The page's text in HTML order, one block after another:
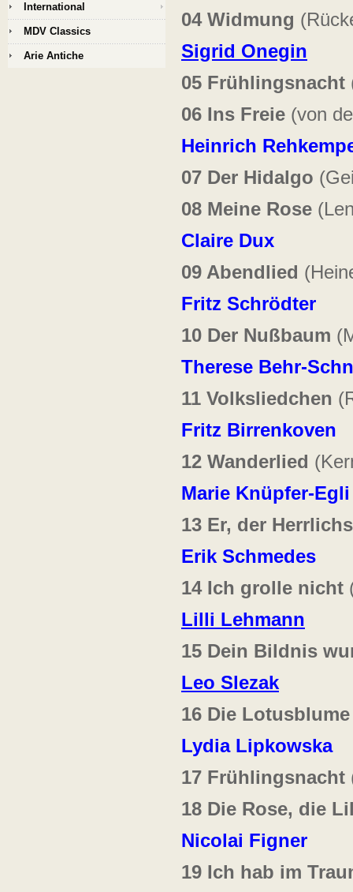
04 Widmung
Sigrid Onegin
05 Frühlingsnacht
06 Ins Freie (von
Heinrich
07 Der Hidalgo
08 Meine Rose
Claire Dux
09 Abendlied
Fritz Schrödter
10 Der Nußbaum
Therese Behr-
11 Volksliedchen
Fritz Birrenkoven
12 Wanderlied
Marie Knüpfer-Egli
13 Er, der
Erik Schmedes
14 Ich grolle nicht
Lilli Lehmann
15 Dein Bildnis
Leo Slezak
16 Die Lotusblume
Lydia Lipkowska
17 Frühlingsnacht
18 Die Rose, die
Nicolai Figner
19 Ich hab im
International
MDV Classics
Arie Antiche